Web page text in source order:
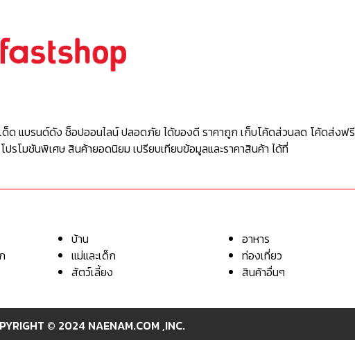
ด แบรนด์ดัง ช็อปออนไลน์ ปลอดภัย ได้ของดี ราคาถูก เก็บโค้ดส่วนลด โค้ดส่งฟรี
โมชันพิเศษ สินค้ายอดนิยม เปรียบเทียบข้อมูลและราคาสินค้า ได้ที่
บ้าน
แม่และเด็ก
สัตว์เลี้ยง
อาหาร
ท่องเที่ยว
สินค้าอื่นๆ
© 2024 NAENAM.COM ,INC.